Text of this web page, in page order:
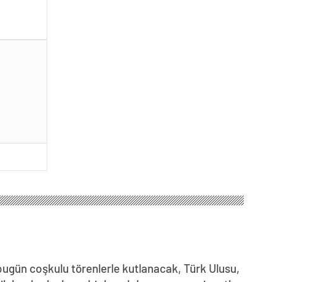
coşkulu törenlerle kutlanacak, Türk Ulusu,